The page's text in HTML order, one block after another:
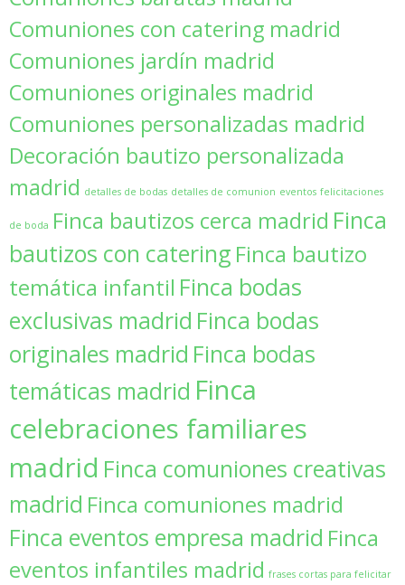
Comuniones con catering madrid
Comuniones jardín madrid
Comuniones originales madrid
Comuniones personalizadas madrid
Decoración bautizo personalizada
madrid detalles de bodas detalles de comunion eventos felicitaciones
de boda Finca bautizos cerca madrid Finca
bautizos con catering Finca bautizo
temática infantil Finca bodas
exclusivas madrid Finca bodas
originales madrid Finca bodas
temáticas madrid Finca
celebraciones familiares
madrid Finca comuniones creativas
madrid Finca comuniones madrid
Finca eventos empresa madrid Finca
eventos infantiles madrid frases cortas para felicitar